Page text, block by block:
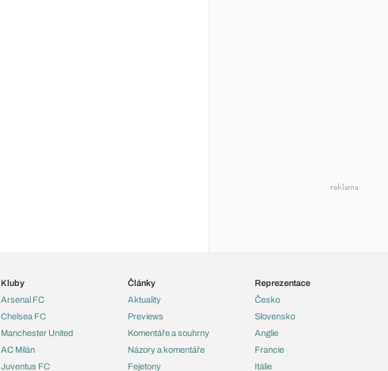
Kluby
Arsenal FC
Chelsea FC
Manchester United
AC Milán
Juventus FC
Články
Aktuality
Previews
Komentáře a souhrny
Názory a komentáře
Fejetony
Reprezentace
Česko
Slovensko
Anglie
Francie
Itálie